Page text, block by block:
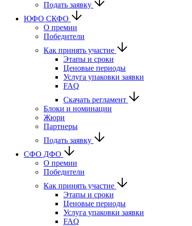
Подать заявку
ЮФО СКФО
О премии
Победители
Как принять участие
Этапы и сроки
Ценовые периоды
Услуга упаковки заявки
FAQ
Скачать регламент
Блоки и номинации
Жюри
Партнеры
Подать заявку
CФО ДФО
О премии
Победители
Как принять участие
Этапы и сроки
Ценовые периоды
Услуга упаковки заявки
FAQ